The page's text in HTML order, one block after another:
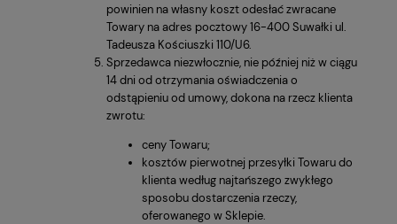
powinien na własny koszt odesłać zwracane
Towary na adres pocztowy 16-400 Suwałki ul.
Tadeusza Kościuszki 110/U6.
Sprzedawca niezwłocznie, nie później niż w ciągu
14 dni od otrzymania oświadczenia o
odstąpieniu od umowy, dokona na rzecz klienta
zwrotu:
ceny Towaru;
kosztów pierwotnej przesyłki Towaru do
klienta według najtańszego zwykłego
sposobu dostarczenia rzeczy,
oferowanego w Sklepie.